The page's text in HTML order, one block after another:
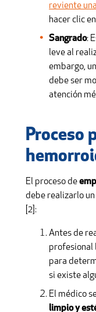
reviente
hacer clic
Sangrado:
leve al
embargo,
debe ser
atención
Proceso
El proceso de
debe realizarlo
[2]:
Antes de
profesional
para
si existe
El médico
limpio y